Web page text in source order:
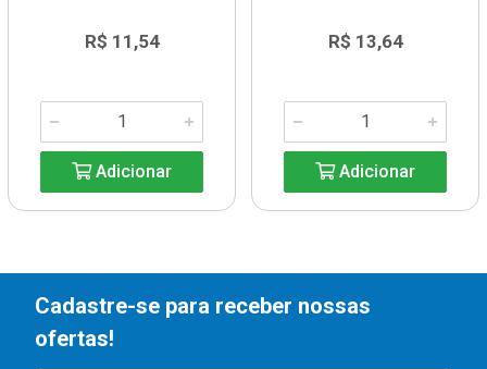
R$ 11,54
Adicionar
R$ 13,64
Adicionar
Cadastre-se para receber nossas
ofertas!